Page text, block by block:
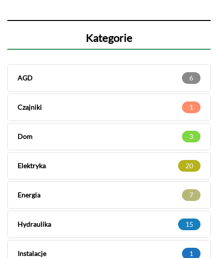
Kategorie
AGD 6
Czajniki 1
Dom 3
Elektryka 20
Energia 7
Hydraulika 15
Instalacje 1